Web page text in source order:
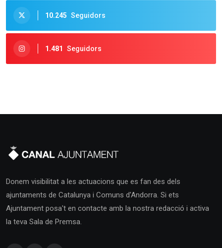
10.245 Seguidors
1.481 Seguidors
Donem visibilitat a les actuacions que es fan des dels
ajuntaments de Catalunya i Comuns d'Andorra. Si ets
Ajuntament posa't en contacte amb la nostra redacció i activa
la teva Sala de Premsa.